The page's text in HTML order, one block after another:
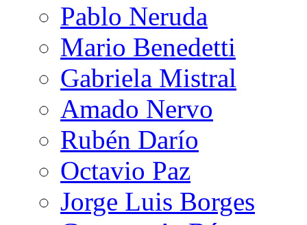
Pablo Neruda
Mario Benedetti
Gabriela Mistral
Amado Nervo
Rubén Darío
Octavio Paz
Jorge Luis Borges